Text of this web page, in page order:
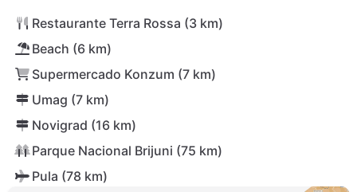
Restaurante Terra Rossa (3 km)
Beach (6 km)
Supermercado Konzum (7 km)
Umag (7 km)
Novigrad (16 km)
Parque Nacional Brijuni (75 km)
Pula (78 km)